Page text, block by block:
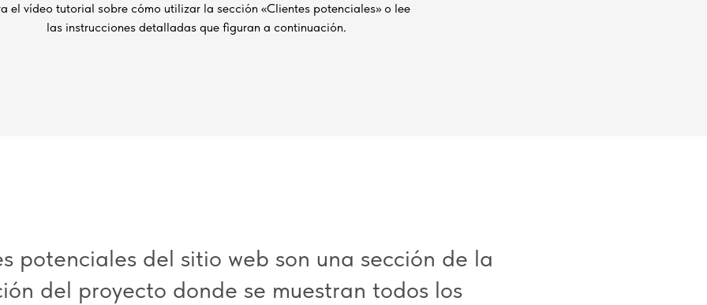
el vídeo tutorial sobre cómo utilizar la sección «Clientes potenciales» o lee
las instrucciones detalladas que figuran a continuación.
potenciales del sitio web son una sección de la
del proyecto donde se muestran todos los